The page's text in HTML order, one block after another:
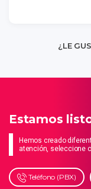
¿LE
Estamos
Hemos creado
atención, seleccione
Teléfono (PBX)